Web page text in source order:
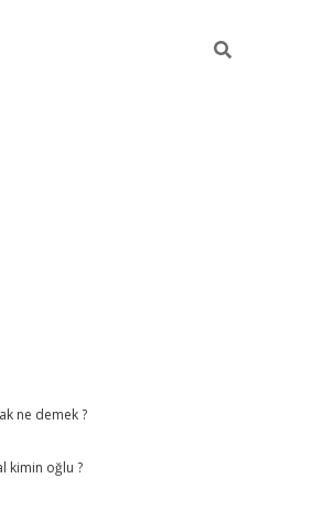
ne demek ?
kimin oğlu ?